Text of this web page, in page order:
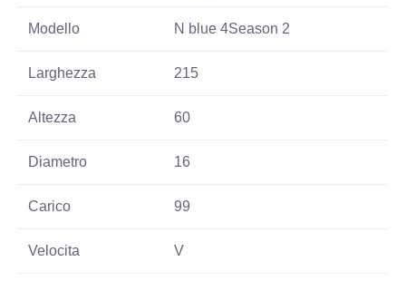
Modello N blue 4Season 2
Larghezza 215
Altezza 60
Diametro 16
Carico 99
Velocita V